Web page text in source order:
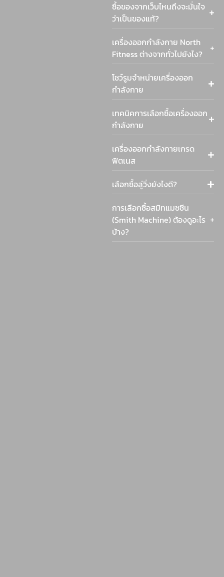
ซื้อของจากเว็บไหนถึงจะมั่นใจ
ว่าเป็นของแท้?
เครื่องออกกำลังกาย North
Fitness ต่างจากทั่วไปยังไง?
โชว์รูมจำหน่ายเครื่องออก
กำลังกาย
เทคนิคการเลือกซื้อเครื่องออก
กำลังกาย
เครื่องออกกำลังกายเกรด
ฟิตเนส
เลือกซื้อลู่วิ่งยังไงดี?
การเลือกซื้อสมิทแมชชีน
(Smith Machine) ต้องดูอะไร
บ้าง?